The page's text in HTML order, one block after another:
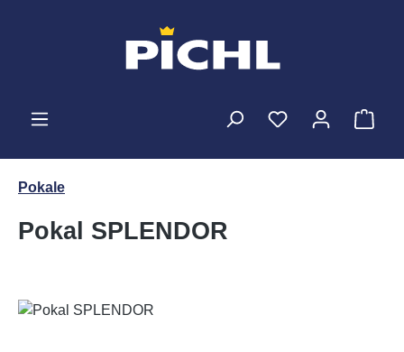
Pokale
Pokal SPLENDOR
Bildergalerie überspringen